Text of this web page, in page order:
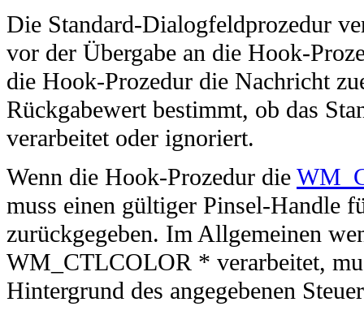
Die Standard-Dialogfeldprozedur
vor der Übergabe an die Hook-
die Hook-Prozedur die Nachricht
Rückgabewert bestimmt, ob das
verarbeitet oder ignoriert.
Wenn die Hook-Prozedur die
muss einen gültiger Pinsel-Handle
zurückgegeben. Im Allgemeinen
WM_CTLCOLOR * verarbeitet,
Hintergrund des angegebenen